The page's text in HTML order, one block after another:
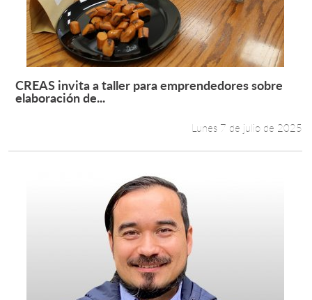
Leer más +
CREAS invita a taller para emprendedores sobre
elaboración de...
Lunes 7 de julio de 2025